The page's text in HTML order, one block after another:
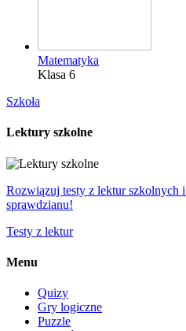
Matematyka
Klasa 6
Szkoła
Lektury szkolne
Rozwiązuj testy z lektur szkolnych
sprawdzianu!
Testy z lektur
Menu
Quizy
Gry logiczne
Puzzle